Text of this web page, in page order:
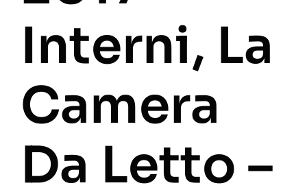
Interni, La
Camera
Da Letto –